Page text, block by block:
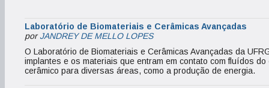
Laboratório de Biomateriais e Cerâmicas Avançadas
porJANDREY DE MELLO LOPES
O Laboratório de Biomateriais e Cerâmicas Avançadas da
implantes e os materiais que entram em contato com fluídos
cerâmico para diversas áreas, como a produção de energia.